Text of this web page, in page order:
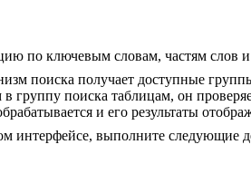
по ключевым словам, частям слов и
поиска получает доступные
группу поиска таблицам, он
и его результаты
интерфейсе, выполните следующие